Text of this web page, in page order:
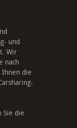
und
Wir
nach
die
Sie die